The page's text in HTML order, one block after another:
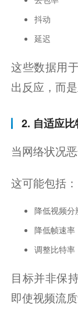
抖动
延迟
这些数据用
出反应，而
2. 自适应
当网络状况
这可能包括：
降低视频分
降低帧速率
调整比特率
目标并非保
即使视频流